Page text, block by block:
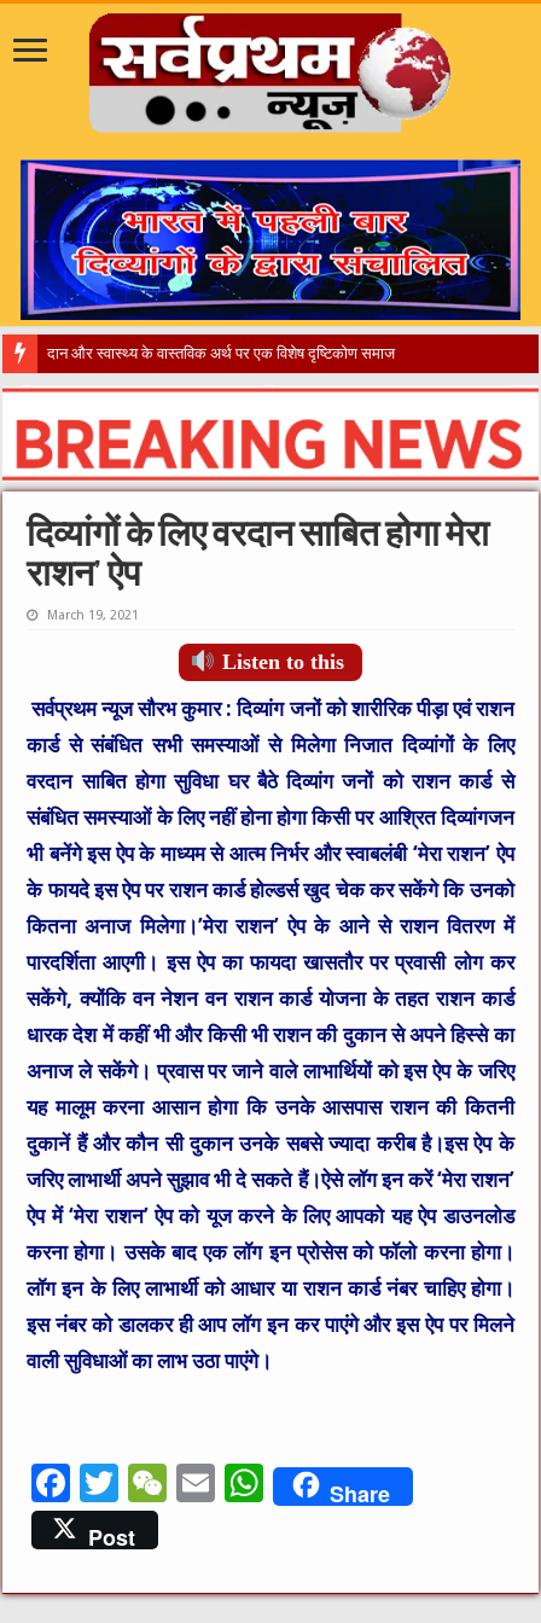
दान और स्वास्थ्य के वास्तविक अर्थ पर एक विशेष दृष्टिकोण समाज और अभ्यर्थियों के
दिव्यांगों के लिए वरदान साबित होगा मेरा
राशन’ ऐप
March 19, 2021
Listen to this
सर्वप्रथम न्यूज सौरभ कुमार : दिव्यांग जनों को शारीरिक पीड़ा एवं राशन
कार्ड से संबंधित सभी समस्याओं से मिलेगा निजात दिव्यांगों के लिए
वरदान साबित होगा सुविधा घर बैठे दिव्यांग जनों को राशन कार्ड से
संबंधित समस्याओं के लिए नहीं होना होगा किसी पर आश्रित दिव्यांगजन
भी बनेंगे इस ऐप के माध्यम से आत्म निर्भर और स्वाबलंबी ‘मेरा राशन’ ऐप
के फायदे इस ऐप पर राशन कार्ड होल्डर्स खुद चेक कर सकेंगे कि उनको
कितना अनाज मिलेगा।’मेरा राशन’ ऐप के आने से राशन वितरण में
पारदर्शिता आएगी। इस ऐप का फायदा खासतौर पर प्रवासी लोग कर
सकेंगे, क्योंकि वन नेशन वन राशन कार्ड योजना के तहत राशन कार्ड
धारक देश में कहीं भी और किसी भी राशन की दुकान से अपने हिस्से का
अनाज ले सकेंगे। प्रवास पर जाने वाले लाभार्थियों को इस ऐप के जरिए
यह मालूम करना आसान होगा कि उनके आसपास राशन की कितनी
दुकानें हैं और कौन सी दुकान उनके सबसे ज्यादा करीब है।इस ऐप के
जरिए लाभार्थी अपने सुझाव भी दे सकते हैं।ऐसे लॉग इन करें ‘मेरा राशन’
ऐप में ‘मेरा राशन’ ऐप को यूज करने के लिए आपको यह ऐप डाउनलोड
करना होगा। उसके बाद एक लॉग इन प्रोसेस को फॉलो करना होगा।
लॉग इन के लिए लाभार्थी को आधार या राशन कार्ड नंबर चाहिए होगा।
इस नंबर को डालकर ही आप लॉग इन कर पाएंगे और इस ऐप पर मिलने
वाली सुविधाओं का लाभ उठा पाएंगे।
F
a
c
e
T
w
it
te
W
h
E
l
W
h
s
Share
Post